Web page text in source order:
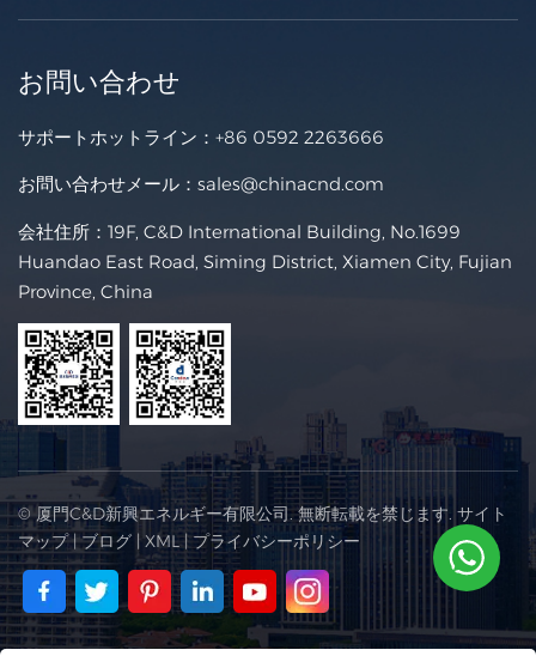
お問い合わせ
サポートホットライン： +86 0592 2263666
お問い合わせメール： sales@chinacnd.com
会社住所：19F, C&D International Building, No.1699
Huandao East Road, Siming District, Xiamen City, Fujian
Province, China
© 厦門C&D新興エネルギー有限公司. 無断転載を禁じます. サイト
マップ|ブログ |XML|プライバシーポリシー